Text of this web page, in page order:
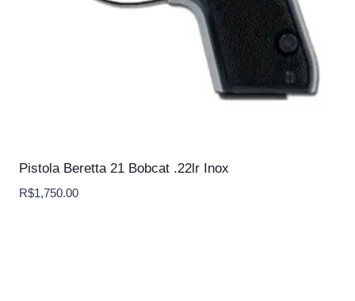
Pistola Beretta 21 Bobcat .22lr Inox
R$1,750.00